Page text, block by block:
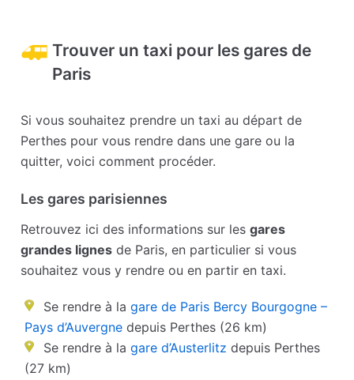
Trouver un taxi pour les gares de
Paris
Si vous souhaitez prendre un taxi au départ de
Perthes pour vous rendre dans une gare ou la
quitter, voici comment procéder.
Les gares parisiennes
Retrouvez ici des informations sur lesgares
grandes lignes de Paris, en particulier si vous
souhaitez vous y rendre ou en partir en taxi.
Se rendre à la gare de Paris Bercy Bourgogne –
Pays d’Auvergne depuis Perthes (26 km)
Se rendre à la gare d’Austerlitz depuis Perthes
(27 km)